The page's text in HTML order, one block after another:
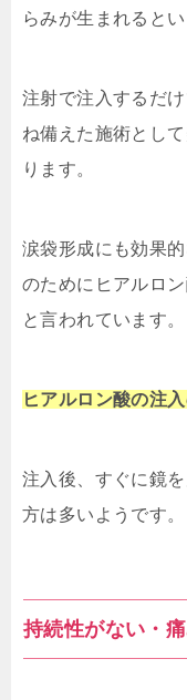
らみが生まれるとい
注射で注入するだ
ね備えた施術とし
ります。
涙袋形成にも効果
のためにヒアルロ
と言われています。
ヒアルロン酸の注
注入後、すぐに鏡
方は多いようです。
持続性がない・